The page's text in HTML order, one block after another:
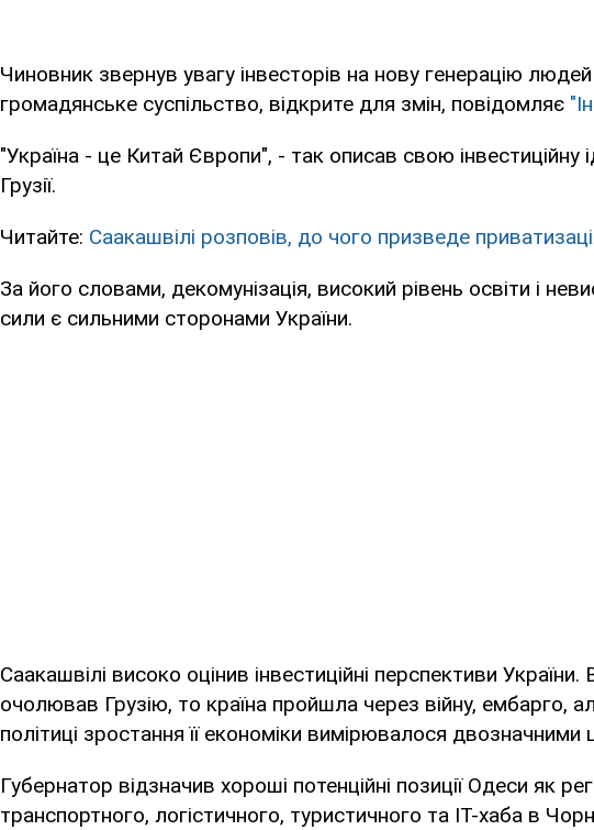
Чиновник звернув увагу інвесторів на нову генерацію людей
громадянське суспільство, відкрите для змін, повідомляє
"Україна - це Китай Європи", - так описав свою інвестиційну
Грузії.
Читайте: Саакашвілі розповів, до чого призведе
За його словами, декомунізація, високий рівень освіти і
сили є сильними сторонами України.
Саакашвілі високо оцінив інвестиційні перспективи
очолював Грузію, то країна пройшла через війну, ембарго,
політиці зростання її економіки вимірювалося
Губернатор відзначив хороші потенційні позиції Одеси як
транспортного, логістичного, туристичного та IT-хаба в